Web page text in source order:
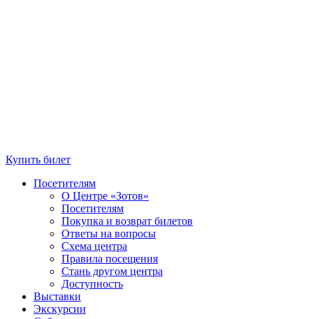
Купить билет
Посетителям
О Центре «Зотов»
Посетителям
Покупка и возврат билетов
Ответы на вопросы
Схема центра
Правила посещения
Стань другом центра
Доступность
Выставки
Экскурсии